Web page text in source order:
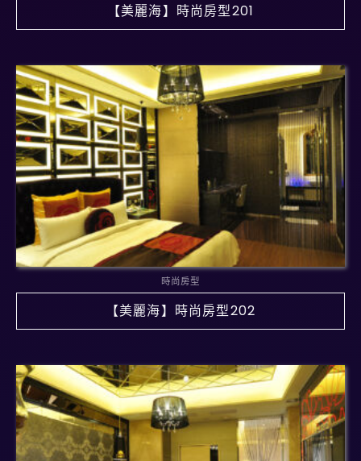
【美麗海】時尚房型201
時尚房型
【美麗海】時尚房型202